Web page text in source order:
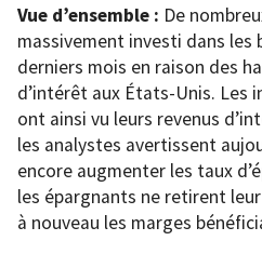
Vue d’ensemble : De
massivement investi dans les
derniers mois en raison des
d’intérêt aux États-Unis. Les
ont ainsi vu leurs revenus
les analystes avertissent
encore augmenter les taux
les épargnants ne retirent
à nouveau les marges